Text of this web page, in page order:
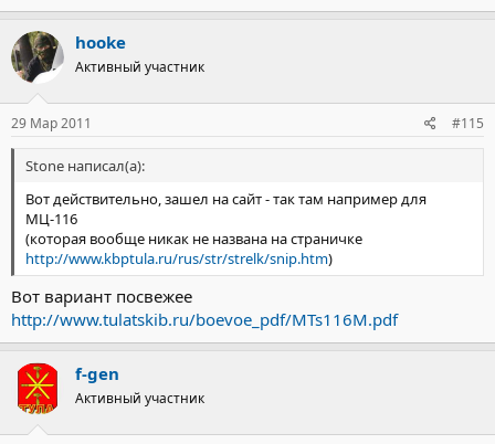
hooke
Активный участник
29 Мар 2011 #115
Stone написал(а):
Вот действительно, зашел на сайт - так там например для
МЦ-116
(которая вообще никак не названа на страничке
http://www.kbptula.ru/rus/str/strelk/snip.htm)
Вот вариант посвежее
http://www.tulatskib.ru/boevoe_pdf/MTs116M.pdf
f-gen
Активный участник